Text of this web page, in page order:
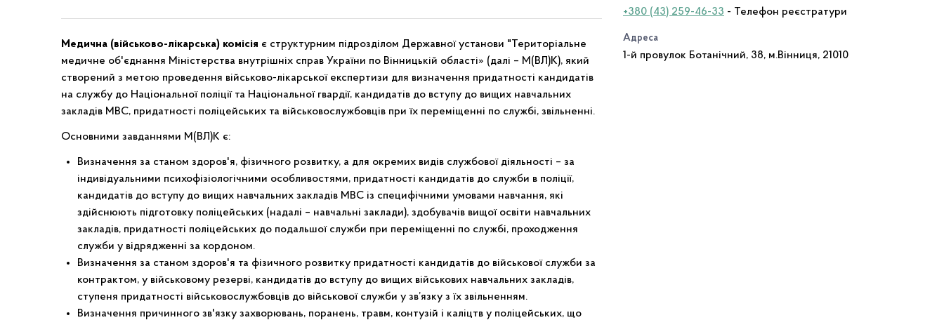
Медична (військово-лікарська) комісія є структурним підрозділом Державної установи "Територіальне
медичне об'єднання Міністерства внутрішніх справ України по Вінницькій області» (далі – М(ВЛ)К), який
створений з метою проведення військово-лікарської експертизи для визначення придатності кандидатів
на службу до Національної поліції та Національної гвардії, кандидатів до вступу до вищих навчальних
закладів МВС, придатності поліцейських та військовослужбовців при їх переміщенні по службі, звільненні.
Основними завданнями М(ВЛ)К є:
Визначення за станом здоров'я, фізичного розвитку, а для окремих видів службової діяльності – за
індивідуальними психофізіологічними особливостями, придатності кандидатів до служби в поліції,
кандидатів до вступу до вищих навчальних закладів МВС із специфічними умовами навчання, які
здійснюють підготовку поліцейських (надалі – навчальні заклади), здобувачів вищої освіти навчальних
закладів, придатності поліцейських до подальшої служби при переміщенні по службі, проходження
служби у відрядженні за кордоном.
Визначення за станом здоров'я та фізичного розвитку придатності кандидатів до військової служби за
контрактом, у військовому резерві, кандидатів до вступу до вищих військових навчальних закладів,
ступеня придатності військовослужбовців до військової служби у зв’язку з їх звільненням.
Визначення причинного зв'язку захворювань, поранень, травм, контузій і каліцтв у поліцейських, що
+380 (43) 259-46-33 - Телефон реєстратури
Адреса
1-й провулок Ботанічний, 38, м.Вінниця, 21010